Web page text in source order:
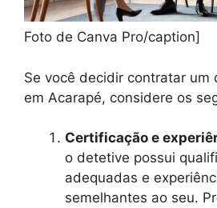
Foto de Canva Pro/caption]
Se você decidir contratar
em Acarapé, considere os
Certificação e
o detetive possui
adequadas e
semelhantes ao seu.